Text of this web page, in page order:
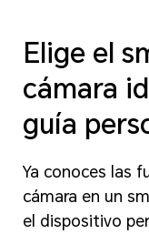
Elige el
cámara
guía
Ya conoces las
cámara en un
el dispositivo